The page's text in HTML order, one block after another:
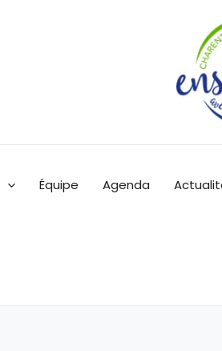
Équipe Agenda